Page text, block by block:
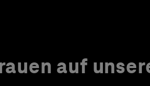
auf